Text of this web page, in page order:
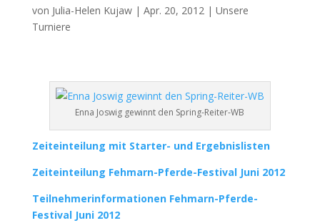
von Julia-Helen Kujaw| Apr. 20, 2012| Unsere
Turniere
Enna Joswig gewinnt den Spring-Reiter-WB
Zeiteinteilung mit Starter- und Ergebnislisten
Zeiteinteilung Fehmarn-Pferde-Festival Juni 2012
Teilnehmerinformationen Fehmarn-Pferde-
Festival Juni 2012